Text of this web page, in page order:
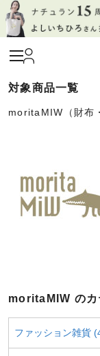
moritaMIW（財布
moritaMIW のカ
ファッション雑貨